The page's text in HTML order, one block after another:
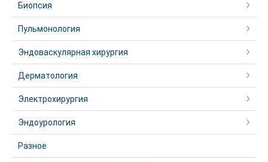
Биопсия
Пульмонология
Эндоваскулярная хирургия
Дерматология
Электрохирургия
Эндоурология
Разное